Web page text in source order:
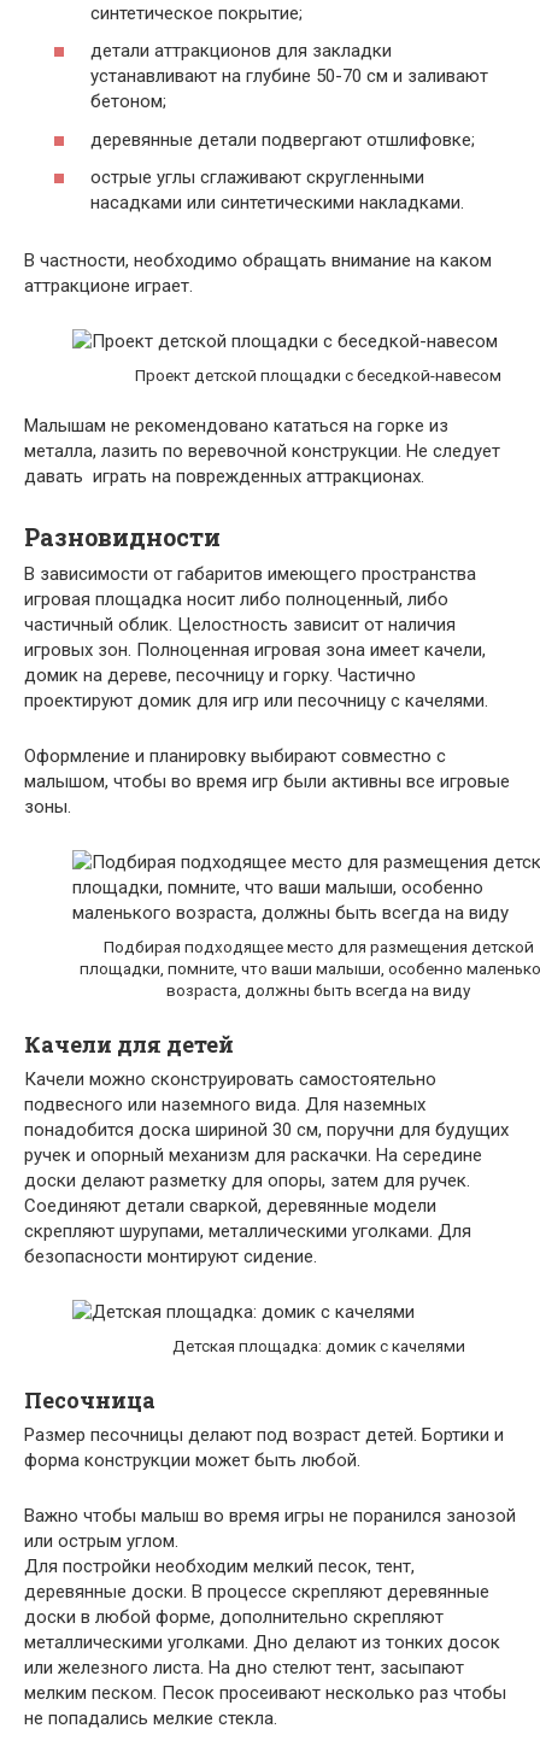
синтетическое покрытие;
детали аттракционов для закладки
устанавливают на глубине 50-70 см и заливают
бетоном;
деревянные детали подвергают отшлифовке;
острые углы сглаживают скругленными
насадками или синтетическими накладками.
В частности, необходимо обращать внимание на каком
аттракционе играет.
Проект детской площадки с беседкой-навесом
Малышам не рекомендовано кататься на горке из
металла, лазить по веревочной конструкции. Не следует
давать играть на поврежденных аттракционах.
Разновидности
В зависимости от габаритов имеющего пространства
игровая площадка носит либо полноценный, либо
частичный облик. Целостность зависит от наличия
игровых зон. Полноценная игровая зона имеет качели,
домик на дереве, песочницу и горку. Частично
проектируют домик для игр или песочницу с качелями.
Оформление и планировку выбирают совместно с
малышом, чтобы во время игр были активны все игровые
зоны.
Подбирая подходящее место для размещения детской
площадки, помните, что ваши малыши, особенно
возраста, должны быть всегда на виду
Качели для детей
Качели можно сконструировать самостоятельно
подвесного или наземного вида. Для наземных
понадобится доска шириной 30 см, поручни для будущих
ручек и опорный механизм для раскачки. На середине
доски делают разметку для опоры, затем для ручек.
Соединяют детали сваркой, деревянные модели
скрепляют шурупами, металлическими уголками. Для
безопасности монтируют сидение.
Детская площадка: домик с качелями
Песочница
Размер песочницы делают под возраст детей. Бортики и
форма конструкции может быть любой.
Важно чтобы малыш во время игры не поранился занозой
или острым углом.
Для постройки необходим мелкий песок, тент,
деревянные доски. В процессе скрепляют деревянные
доски в любой форме, дополнительно скрепляют
металлическими уголками. Дно делают из тонких досок
или железного листа. На дно стелют тент, засыпают
мелким песком. Песок просеивают несколько раз чтобы
не попадались мелкие стекла.